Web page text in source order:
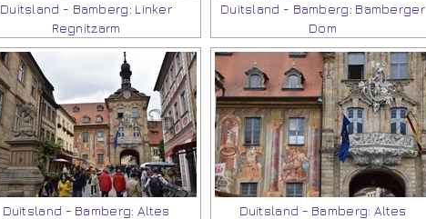
Duitsland - Bamberg: Linker
Regnitzarm
Duitsland - Bamberg: Bamberger
Dom
Duitsland - Bamberg: Altes
Duitsland - Bamberg: Altes